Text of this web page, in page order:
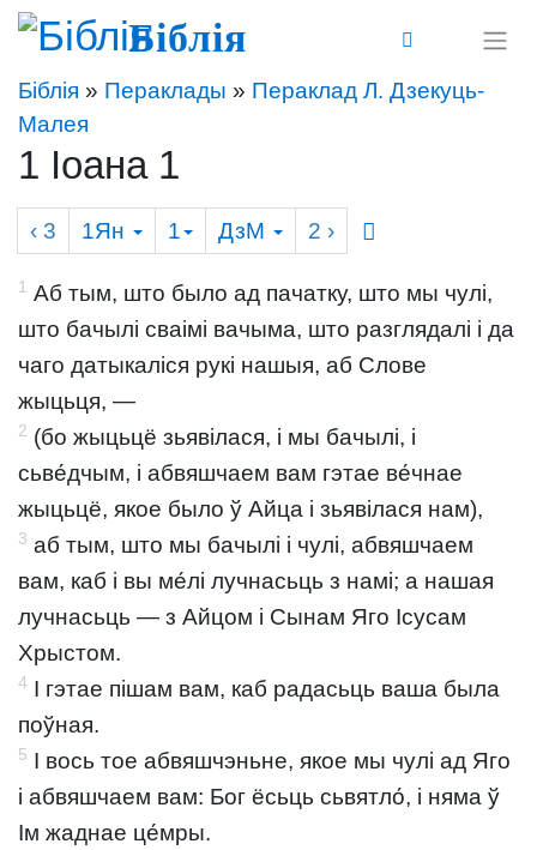
Біблія
Біблія » Пераклады » Пераклад Л. Дзекуць-
Малея
1 Іоана 1
‹ 3 1Ян 1 ДзМ 2 ›
1 Аб тым, што было ад пачатку, што мы чулі,
што бачылі сваімі вачыма, што разглядалі і да
чаго датыкаліся рукі нашыя, аб Слове
жыцьця, —
2 (бо жыцьцё зьявілася, і мы бачылі, і
сьве́дчым, і абвяшчаем вам гэтае ве́чнае
жыцьцё, якое было ў Айца і зьявілася нам),
3 аб тым, што мы бачылі і чулі, абвяшчаем
вам, каб і вы ме́лі лучнасьць з намі; а нашая
лучнасьць — з Айцом і Сынам Яго Ісусам
Хрыстом.
4 І гэтае пішам вам, каб радасьць ваша была
поўная.
5 І вось тое абвяшчэньне, якое мы чулі ад Яго
і абвяшчаем вам: Бог ёсьць сьвятло́, і няма ў
Ім жаднае це́мры.